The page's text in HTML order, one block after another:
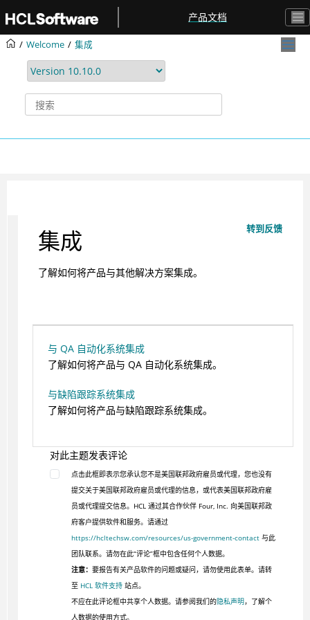
产品文档
Welcome 集成
转到反馈
集成
了解如何将产品与其他解决方案集成。
与 QA 自动化系统集成
了解如何将产品与 QA 自动化系统集成。
与缺陷跟踪系统集成
了解如何将产品与缺陷跟踪系统集成。
对此主题发表评论
点击此框即表示您承认您不是美国联邦政府雇员或代理，您也没有
提交关于美国联邦政府雇员或代理的信息，或代表美国联邦政府雇
员或代理提交信息。HCL 通过其合作伙伴 Four, Inc. 向美国联邦政
府客户提供软件和服务。请通过
https://hcltechsw.com/resources/us-government-contact与此
团队联系。请勿在此“评论”框中包含任何个人数据。
注意： 要报告有关产品软件的问题或疑问，请勿使用此表单。请转
至 HCL 软件支持站点。
不应在此评论框中共享个人数据。请参阅我们的隐私声明，了解个
人数据的使用方式。